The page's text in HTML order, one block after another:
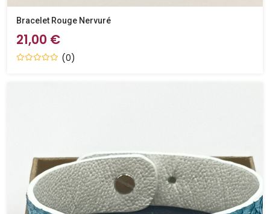
Bracelet Rouge Nervuré
21,00 €
(0)